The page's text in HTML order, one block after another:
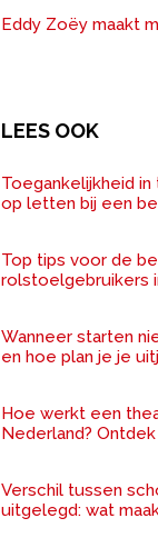
Eddy Zoëy maakt
LEES OOK
Toegankelijkheid
op letten bij een
Top tips voor de
rolstoelgebruikers
Wanneer starten
en hoe plan je je
Hoe werkt een
Nederland?
Verschil tussen
uitgelegd: wat